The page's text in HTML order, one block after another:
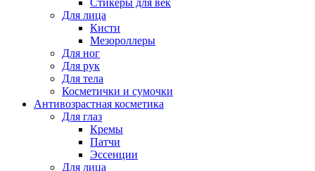
Стикеры для век
Для лица
Кисти
Мезороллеры
Для ног
Для рук
Для тела
Косметички и сумочки
Антивозрастная косметика
Для глаз
Кремы
Патчи
Эссенции
Для лица